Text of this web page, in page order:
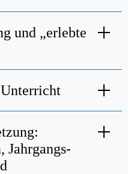
und „erlebte
Jahrgangs-